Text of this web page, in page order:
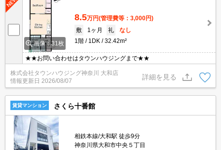
画像：31枚
8.5万円(管理費等：3,000円)
敷
1ヶ月 礼
なし
1階
1DK 32.42m²
★★お問い合わせはタウンハウジングまで★★
株式会社タウンハウジング神奈川 大和店
情報更新日 2026/08/07
詳細を見る
賃貸マンション さくら十番館
相鉄本線/大和駅 徒歩9分
神奈川県大和市中央５丁目